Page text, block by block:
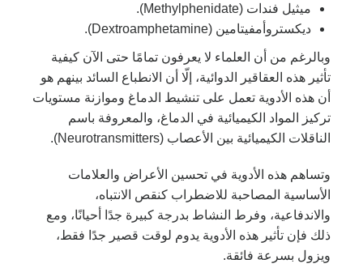
ميثيل فندات (Methylphenidate).
ديكستروأمفيتامين (Dextroamphetamine).
وبالرغم من أن العلماء لا يعرفون تمامًا حتى الآن كيفية
تأثير هذه العقاقير الدوائية، إلّا أن الانطباع السائد بينهم هو
أن هذه الأدوية تعمل على تنشيط الدماغ وموازنة مستويات
تركيز المواد الكيميائية في الدماغ، والمعروفة باسم
الناقلات الكيميائية بين الأعصاب (Neurotransmitters).
وتساهم هذه الأدوية في تحسين الأعراض والعلامات
الأساسية المصاحبة للاضطراب كنقص الانتباه،
والاندفاعية، وفرط النشاط بدرجة كبيرة جدًا أحيانًا، ومع
ذلك فإن تأثير هذه الأدوية يدوم لوقت قصير جدًا فقط،
ويزول بسرعة فائقة.